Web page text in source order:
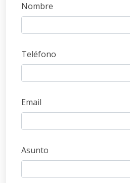
Nombre
Teléfono
Email
Asunto